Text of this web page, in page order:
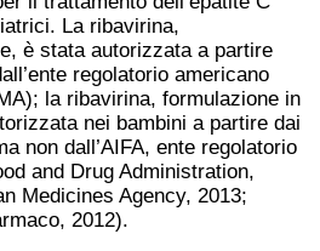
La ribavirina,
è stata autorizzata a partire
regolatorio americano
la ribavirina, formulazione in
nei bambini a partire dai
non dall’AIFA, ente regolatorio
and Drug Administration,
Medicines Agency, 2013;
2012).